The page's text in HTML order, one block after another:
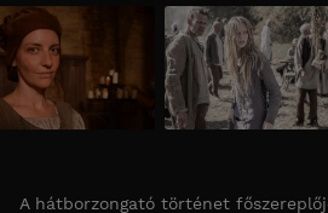
A hátborzongató történet